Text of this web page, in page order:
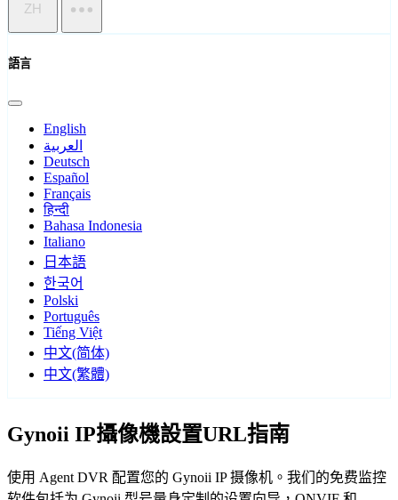
ZH
語言
English
العربية
Deutsch
Español
Français
हिन्दी
Bahasa Indonesia
Italiano
日本語
한국어
Polski
Português
Tiếng Việt
中文(简体)
中文(繁體)
Gynoii IP攝像機設置URL指南
使用 Agent DVR 配置您的 Gynoii IP 摄像机。我们的免费监控